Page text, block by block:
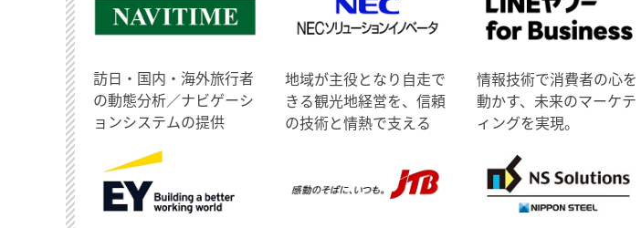
訪日・国内・海外旅行者
の動態分析／ナビゲーシ
ョンシステムの提供
地域が主役となり自走で
きる観光地経営を、信頼
の技術と情熱で支える
情報技術で消費者の心を
動かす、未来のマーケテ
ィングを実現。